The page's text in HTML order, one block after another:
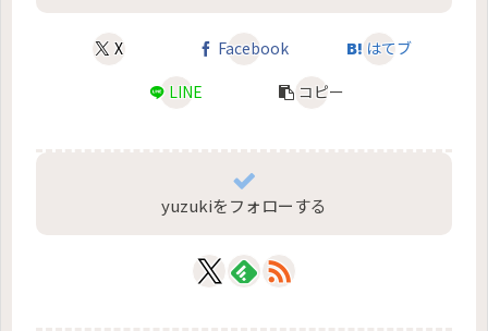
X Facebook
はてブ
LINE
コピー
yuzukiをフォローする